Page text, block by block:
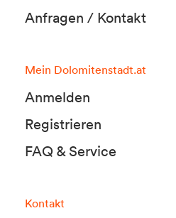
Anfragen / Kontakt
Mein Dolomitenstadt.at
Anmelden
Registrieren
FAQ & Service
Kontakt